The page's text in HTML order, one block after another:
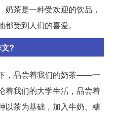
茶是一种受欢迎的饮品，
受到人们的喜爱。
?
，品尝着我们的奶茶——一
着我们的大学生活，品尝着
以茶为基础，加入牛奶、糖